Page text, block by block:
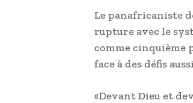
Le panafricaniste
rupture avec le
comme cinquième
face à des défis
«Devant Dieu et